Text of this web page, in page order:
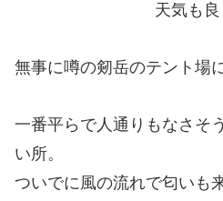
天気も良
無事に噂の剱岳のテント場
一番平らで人通りもなさそ
い所。
ついでに風の流れで匂いも